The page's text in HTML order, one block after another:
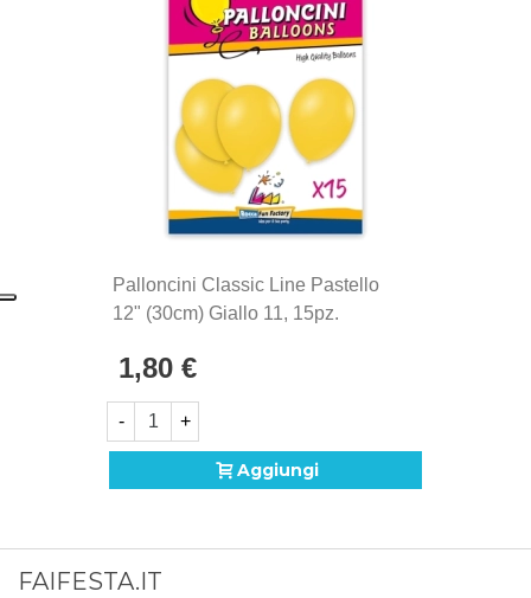
palloncini Rocca Fun Factory, prodotti in Italia dal
1902. Si distinguono per la qualità eccezionale e la
artigianale e attenzione ai dettagli.
Palloncini Classic Line Pastello
12" (30cm) Giallo 11, 15pz.
1,80 €
- +
Aggiungi
FAIFESTA.IT